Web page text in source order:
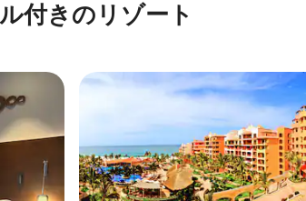
付きのリゾート